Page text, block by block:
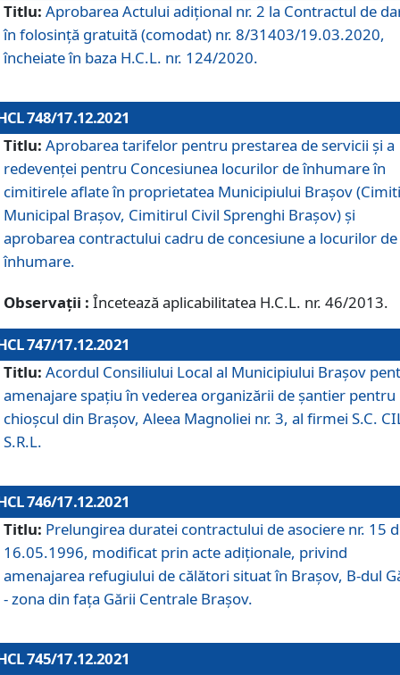
Titlu: Aprobarea Actului adițional nr. 2 la Contractul de
în folosință gratuită (comodat) nr. 8/31403/19.03.2020,
încheiate în baza H.C.L. nr. 124/2020.
748/17.12.2021
Titlu: Aprobarea tarifelor pentru prestarea de servicii şi a
redevenţei pentru Concesiunea locurilor de înhumare în
cimitirele aflate în proprietatea Municipiului Braşov
Municipal Braşov, Cimitirul Civil Sprenghi Braşov) şi
aprobarea contractului cadru de concesiune a locurilor de
înhumare.
Observații : Încetează aplicabilitatea H.C.L. nr. 46/2013.
747/17.12.2021
Titlu: Acordul Consiliului Local al Municipiului Braşov
amenajare spațiu în vederea organizării de șantier pentru
chioșcul din Brașov, Aleea Magnoliei nr. 3, al firmei S.C.
S.R.L.
746/17.12.2021
Titlu: Prelungirea duratei contractului de asociere nr. 15
16.05.1996, modificat prin acte adiționale, privind
amenajarea refugiului de călători situat în Brașov, B-dul
- zona din faţa Gării Centrale Brașov.
745/17.12.2021